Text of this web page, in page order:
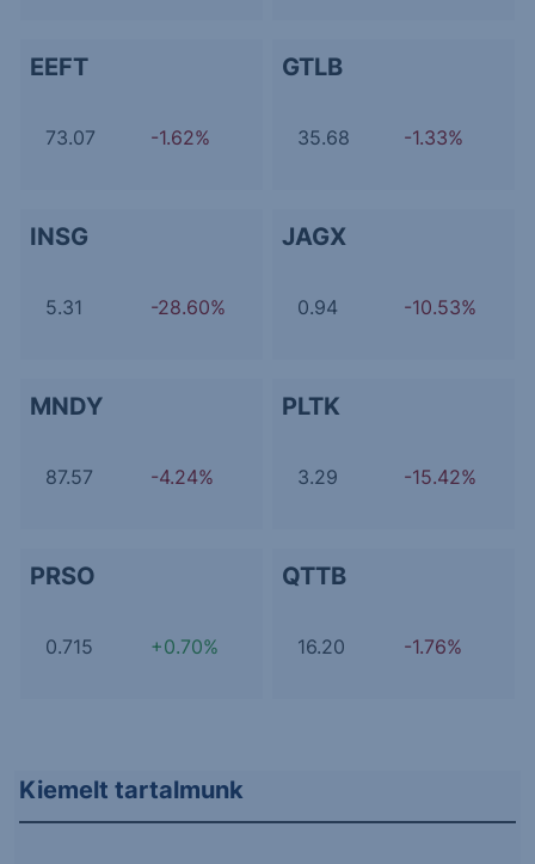
EEFT
73.07 -1.62%
GTLB
35.68 -1.33%
INSG
5.31 -28.60%
JAGX
0.94 -10.53%
MNDY
87.57 -4.24%
PLTK
3.29 -15.42%
PRSO
0.715 +0.70%
QTTB
16.20 -1.76%
Kiemelt tartalmunk